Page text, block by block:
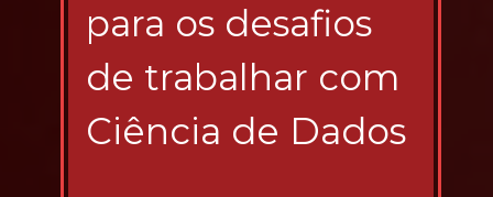
para os desafios
de trabalhar com
Ciência de Dados